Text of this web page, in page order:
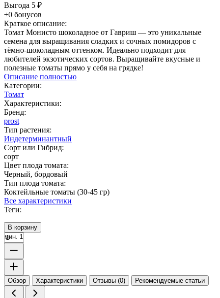
Выгода 5 ₽
+0 бонусов
Краткое описание:
Томат Монисто шоколадное от Гавриш — это уникальные
семена для выращивания сладких и сочных помидоров с
тёмно-шоколадным оттенком. Идеально подходит для
любителей экзотических сортов. Выращивайте вкусные и
полезные томаты прямо у себя на грядке!
Описание полностью
Категории:
Томат
Характеристики:
Бренд:
prost
Тип растения:
Индетерминантный
Сорт или Гибрид:
сорт
Цвет плода томата:
Черный, бордовый
Тип плода томата:
Коктейльные томаты (30-45 гр)
Все характеристики
Теги:
В корзину
мин. 1
Обзор Характеристики Отзывы (0) Рекомендуемые статьи